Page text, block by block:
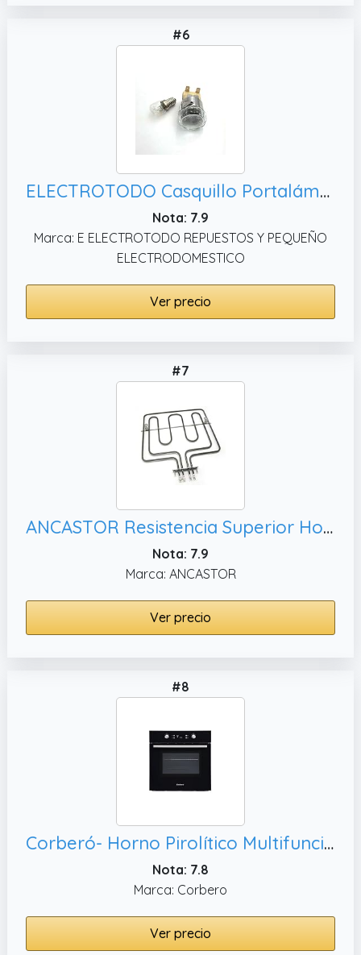
#6
ELECTROTODO Casquillo Portalámparas Bombilla para Horno Eléctrico de Cocina Compatible Hornos con Bosch, Edesa y Fagor - 4290000010
Nota: 7.9
Marca: E ELECTROTODO REPUESTOS Y PEQUEÑO
ELECTRODOMESTICO
Ver precio
#7
ANCASTOR Resistencia Superior Horno CORBERÓ HB1000P. FER38ZN0016
Nota: 7.9
Marca: ANCASTOR
Ver precio
#8
Corberó- Horno Pirolítico Multifunción 65L | CCHMP1023N |59.5cm(L) x59.5cm(A) x57.5cm(H) | 3200W | Display Digital | Mandos Escamoteables | Puerta Doble Cristal | 8 Programas, Cristal Negro
Nota: 7.8
Marca: Corbero
Ver precio